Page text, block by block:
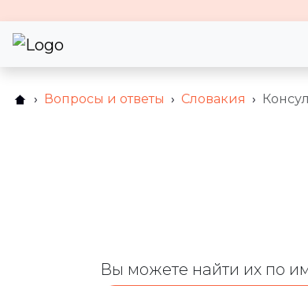
Вопросы и ответы Словакия
Вы можете найти их по